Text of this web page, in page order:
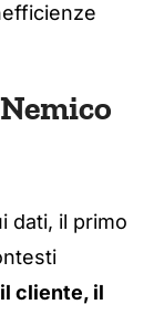
dati, il primo
cliente, il